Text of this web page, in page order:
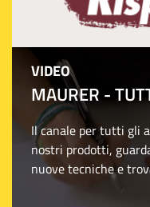
VIDEO
MAURER -
Il canale per tutti gli
nostri prodotti,
nuove tecniche e